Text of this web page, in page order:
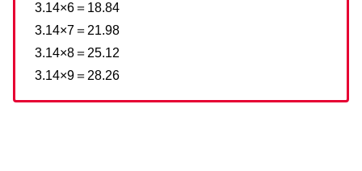
3.14×6＝18.84
3.14×7＝21.98
3.14×8＝25.12
3.14×9＝28.26